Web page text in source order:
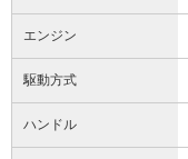
エンジン
駆動方式
ハンドル